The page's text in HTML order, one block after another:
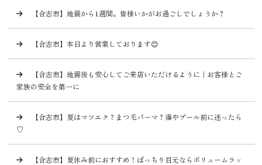
【合志市】地震から1週間。皆様いかがお過ごしでしょうか？
【合志市】本日より営業しております😊
【合志市】地震後も安心してご来店いただけるように｜お客様とご
家族の安全を第一に
【合志市】夏はマツエク？まつ毛パーマ？海やプール前に迷ったら
♡
【合志市】夏休み前におすすめ！ぱっちり目元ならボリュームラッ